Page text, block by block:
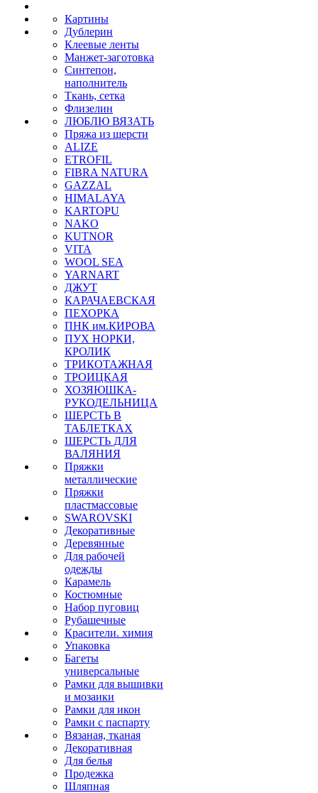
Картины
Дублерин
Клеевые ленты
Манжет-заготовка
Синтепон,
наполнитель
Ткань, сетка
Флизелин
ЛЮБЛЮ ВЯЗАТЬ
Пряжа из шерсти
ALIZE
ETROFIL
FIBRA NATURA
GAZZAL
HIMALAYA
KARTOPU
NAKO
KUTNOR
VITA
WOOL SEA
YARNART
ДЖУТ
КАРАЧАЕВСКАЯ
ПЕХОРКА
ПНК им.КИРОВА
ПУХ НОРКИ,
КРОЛИК
ТРИКОТАЖНАЯ
ТРОИЦКАЯ
ХОЗЯЮШКА-
РУКОДЕЛЬНИЦА
ШЕРСТЬ В
ТАБЛЕТКАХ
ШЕРСТЬ ДЛЯ
ВАЛЯНИЯ
Пряжки
металлические
Пряжки
пластмассовые
SWAROVSKI
Декоративные
Деревянные
Для рабочей
одежды
Карамель
Костюмные
Набор пуговиц
Рубашечные
Красители. химия
Упаковка
Багеты
универсальные
Рамки для вышивки
и мозаики
Рамки для икон
Рамки с паспарту
Вязаная, тканая
Декоративная
Для белья
Продежка
Шляпная